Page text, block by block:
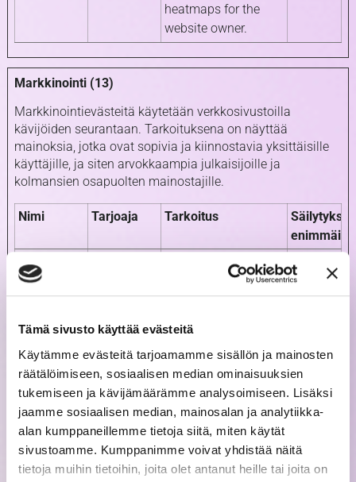
Tämä sivusto käyttää evästeitä
Käytämme evästeitä tarjoamamme sisällön ja mainosten
räätälöimiseen, sosiaalisen median ominaisuuksien
tukemiseen ja kävijämäärämme analysoimiseen. Lisäksi
jaamme sosiaalisen median, mainosalan ja analytiikka-
alan kumppaneillemme tietoja siitä, miten käytät
sivustoamme. Kumppanimme voivat yhdistää näitä
tietoja muihin tietoihin, joita olet antanut heille tai joita on
heatmaps for the
website owner.
Markkinointi (13)
Markkinointievästeitä käytetään verkkosivustoilla
kävijöiden seurantaan. Tarkoituksena on näyttää
mainoksia, jotka ovat sopivia ja kiinnostavia yksittäisille
käyttäjille, ja siten arvokkaampia julkaisijoille ja
kolmansien osapuolten mainostajille.
Nimi Tarjoaja Tarkoitus
Säilytyksen
_fbp
Inc.
Facebook käyttää
sitä tarjotakseen
sarjan
kuten reaaliaikaisia
hintatarjouksia
kolmansien
osapuolien
mainostajilta.
3
kuukaut
ta
Google AdSense
käyttää sitä